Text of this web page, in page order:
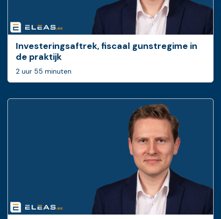
Investeringsaftrek, fiscaal gunstregime in
de praktijk
2 uur 55 minuten